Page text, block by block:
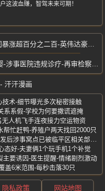
这波血赚，智驾未来可期！
分之二百-英伟达豪掷10亿美元入场
院违规诊疗-再审检察建议推动改判
汗汗漫画
术-细节曝光多次秘密接触
系系假-学校为何要撒谎遮掩
人机飞手连夜接力空运物资
忙赶鸭-养殖户两天找回2000只
态好-夫妻俩1个玩手机1个补觉
要诱因-医生提醒-情绪剧烈激动
盖6米范围-每秒击落30只
隐私政策 网站地图